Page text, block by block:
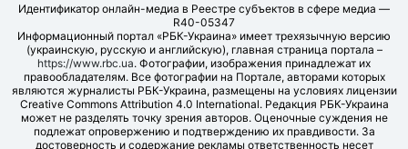
Идентификатор онлайн-медиа в Реестре субъектов в сфере медиа —
R40-05347
Информационный портал «РБК-Украина» имеет трехязычную версию
(украинскую, русскую и английскую), главная страница портала –
https://www.rbc.ua. Фотографии, изображения принадлежат их
правообладателям. Все фотографии на Портале, авторами которых
являются журналисты РБК-Украина, размещены на условиях лицензии
Creative Commons Attribution 4.0 International. Редакция РБК-Украина
может не разделять точку зрения авторов. Оценочные суждения не
подлежат опровержению и подтверждению их правдивости. За
достоверность и содержание рекламы ответственность несет